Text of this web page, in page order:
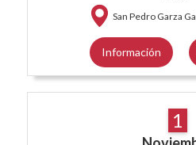
San Pedro Garza
Información
1